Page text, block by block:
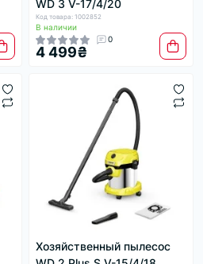
WD 3 V-17/4/20
Код товара: 1002852
В наличии
0
4 499₴
Хозяйственный пылесос